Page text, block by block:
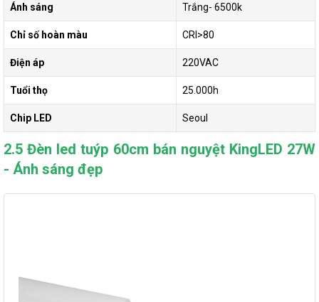
Ánh sáng Trắng- 6500k
Chỉ số hoàn màu CRI>80
Điện áp 220VAC
Tuổi thọ 25.000h
Chip LED Seoul
2.5 Đèn led tuýp 60cm bán nguyệt KingLED 27W
- Ánh sáng đẹp